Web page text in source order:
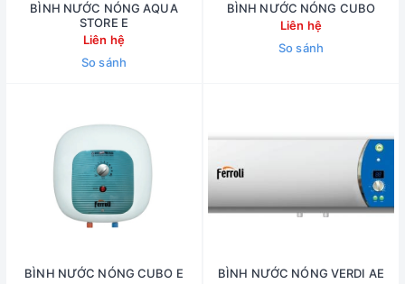
BÌNH NƯỚC NÓNG AQUA
STORE E
Liên hệ
So sánh
BÌNH NƯỚC NÓNG CUBO
Liên hệ
So sánh
BÌNH NƯỚC NÓNG CUBO E
BÌNH NƯỚC NÓNG VERDI AE